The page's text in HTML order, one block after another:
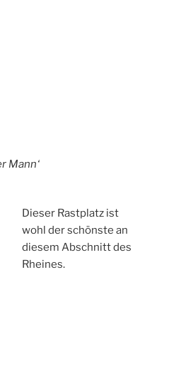
Mann‘
Dieser Rastplatz ist
wohl der schönste an
diesem Abschnitt des
Rheines.